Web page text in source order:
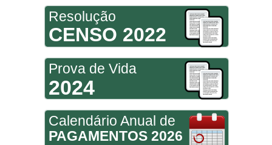
Resolução
CENSO 2022
Prova de Vida
2024
Calendário Anual de
PAGAMENTOS 2026